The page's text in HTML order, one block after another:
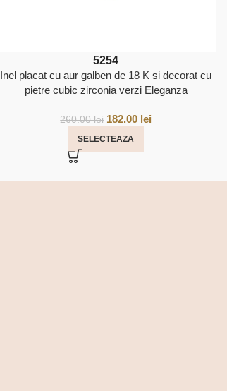
5254
Inel placat cu aur galben de 18 K si decorat cu
pietre cubic zirconia verzi Eleganza
260.00lei 182.00 lei
SELECTEAZA